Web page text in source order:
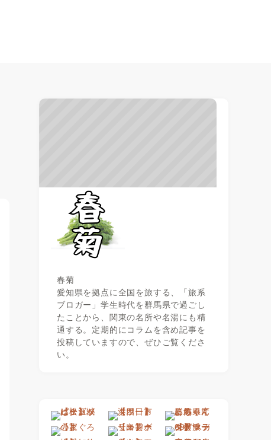
春菊
愛知県を拠点に全国を旅する、「旅系
ブロガー」学生時代を群馬県で過ごし
たことから、関東の名所や名湯にも精
通する。定期的にコラムを含め記事を
投稿していますので、ぜひご覧くださ
い。